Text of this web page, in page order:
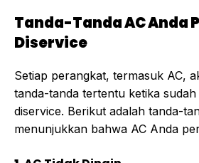
Tanda-Tanda AC Anda
Diservice
Setiap perangkat, termasuk AC,
tanda-tanda tertentu ketika
diservice. Berikut adalah tanda-
menunjukkan bahwa AC Anda